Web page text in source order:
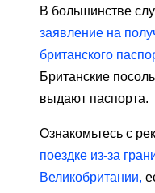
В большинстве
заявление на
британского
Британские
выдают паспорта.
Ознакомьтесь с
поездке из-за
Великобритании,